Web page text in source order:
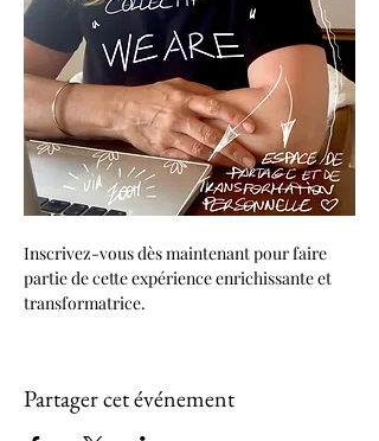
Inscrivez-vous dès maintenant pour faire
partie de cette expérience enrichissante et
transformatrice.
Partager cet événement